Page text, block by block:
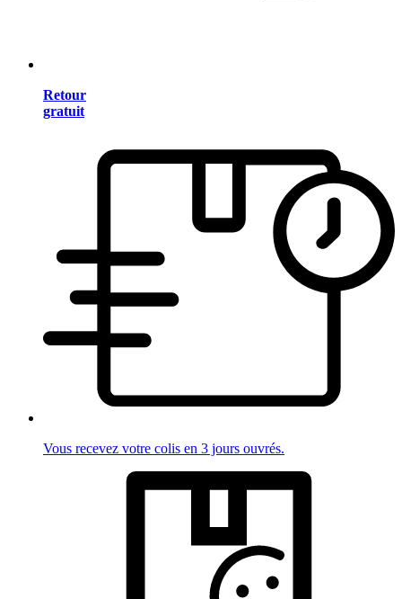
Retour
gratuit
Vous recevez votre colis en 3 jours ouvrés.